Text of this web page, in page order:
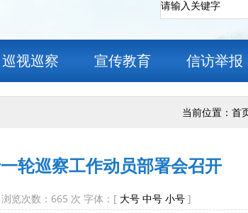
巡视巡察 宣传教育 信访举报
当前位置： 首
轮巡察工作动员部署会召开
览次数： 665 次 字体：[ 大号 中号 小号 ]